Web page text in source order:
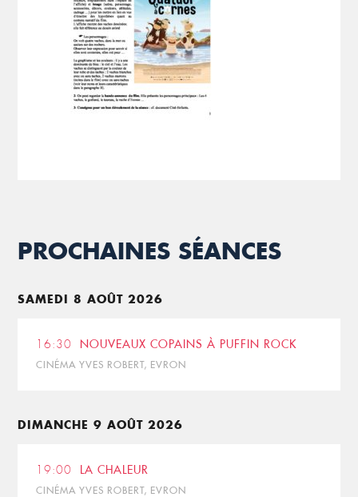
PROCHAINES SÉANCES
SAMEDI 8 AOÛT 2026
16:30 NOUVEAUX COPAINS À PUFFIN ROCK
CINÉMA YVES ROBERT, EVRON
DIMANCHE 9 AOÛT 2026
19:00 LA CHALEUR
CINÉMA YVES ROBERT, EVRON